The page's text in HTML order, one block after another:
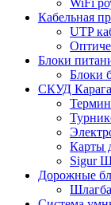
Кабельная
UTP
Блоки
Блоки
СКУД
Карты
Sigur
Дорожные